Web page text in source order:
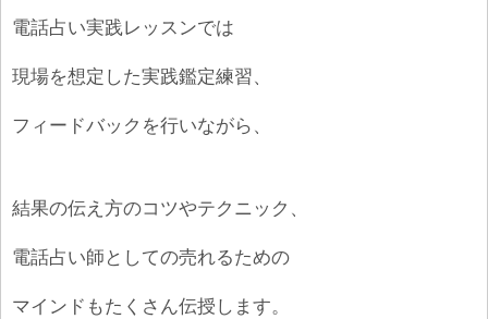
電話占い実践レッスンでは
現場を想定した実践鑑定練習、
フィードバックを行いながら、
結果の伝え方のコツやテクニック、
電話占い師としての売れるための
マインドもたくさん伝授します。